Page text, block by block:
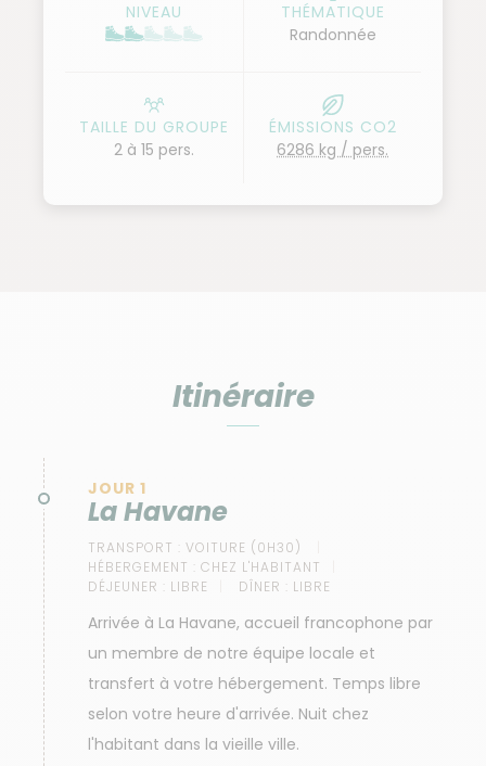
petites fermes et séchoirs à tabac, à la rencontre
des paysans locaux.
étape caribéenne à Playa Larga, suivie d'une visite
de la belle ville coloniale de Cienfuegos. Notre
La Havane pour conclure notre voyage.
NIVEAU
THÉMATIQUE
Randonnée
TAILLE DU GROUPE
2 à 15 pers.
ÉMISSIONS CO2
6286 kg / pers.
Itinéraire
JOUR 1
La Havane
TRANSPORT : VOITURE (0H30)
HÉBERGEMENT : CHEZ L'HABITANT
DÉJEUNER : LIBRE DÎNER : LIBRE
Arrivée à La Havane, accueil francophone par
un membre de notre équipe locale et
transfert à votre hébergement. Temps libre
selon votre heure d'arrivée. Nuit chez
l'habitant dans la vieille ville.